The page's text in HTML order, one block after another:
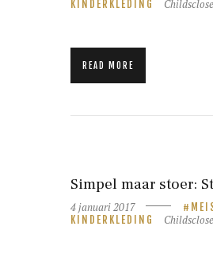
KINDERKLEDING
READ MORE
Simpel maar stoer:
4 januari 2017
KINDERKLEDING